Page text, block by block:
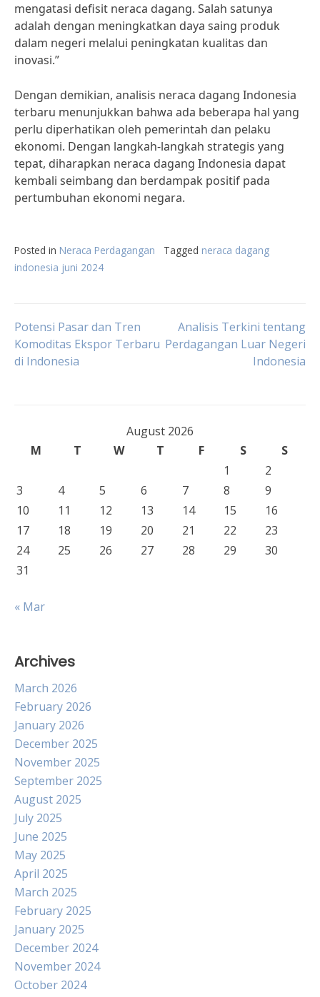
mengatasi defisit neraca dagang. Salah satunya
adalah dengan meningkatkan daya saing produk
dalam negeri melalui peningkatan kualitas dan
inovasi.”
Dengan demikian, analisis neraca dagang Indonesia
terbaru menunjukkan bahwa ada beberapa hal yang
perlu diperhatikan oleh pemerintah dan pelaku
ekonomi. Dengan langkah-langkah strategis yang
tepat, diharapkan neraca dagang Indonesia dapat
kembali seimbang dan berdampak positif pada
pertumbuhan ekonomi negara.
Posted in Neraca Perdagangan Tagged neraca dagang
indonesia juni 2024
Post
navigation
Potensi Pasar dan Tren
Komoditas Ekspor Terbaru
di Indonesia
Analisis Terkini tentang
Perdagangan Luar Negeri
Indonesia
August 2026
M
T W T F S
S
1
2
3
4 5 6 7 8
9
10
11 12 13 14 15
16
17
18 19 20 21 22
23
24
25 26 27 28 29
30
31
« Mar
Archives
March 2026
February 2026
January 2026
December 2025
November 2025
September 2025
August 2025
July 2025
June 2025
May 2025
April 2025
March 2025
February 2025
January 2025
December 2024
November 2024
October 2024